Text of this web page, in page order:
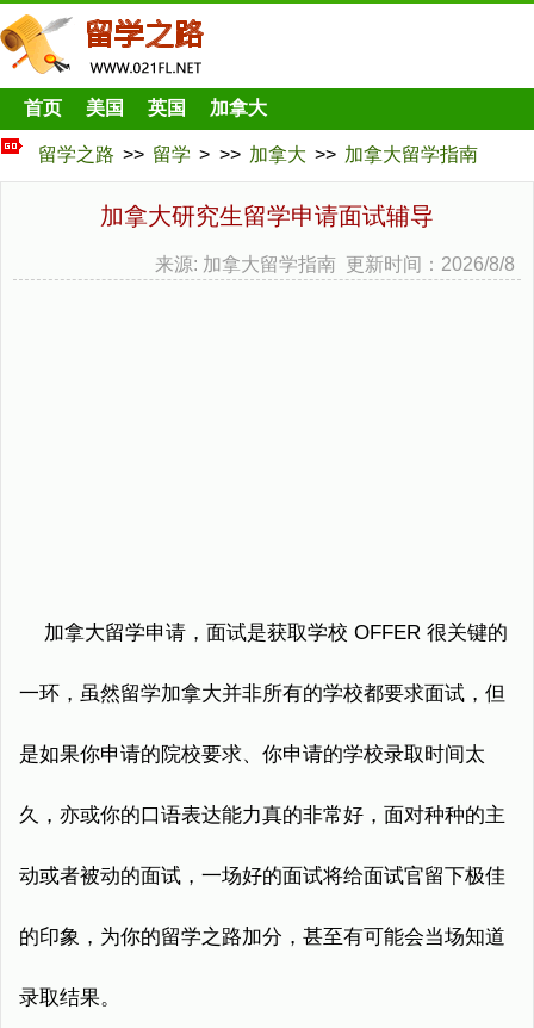
首页 美国 英国 加拿大
留学之路 >> 留学 > >> 加拿大 >> 加拿大留学指南
加拿大研究生留学申请面试辅导
来源: 加拿大留学指南 更新时间：2026/8/8
加拿大留学申请，面试是获取学校 OFFER 很关键的
一环，虽然留学加拿大并非所有的学校都要求面试，但
是如果你申请的院校要求、你申请的学校录取时间太
久，亦或你的口语表达能力真的非常好，面对种种的主
动或者被动的面试，一场好的面试将给面试官留下极佳
的印象，为你的留学之路加分，甚至有可能会当场知道
录取结果。